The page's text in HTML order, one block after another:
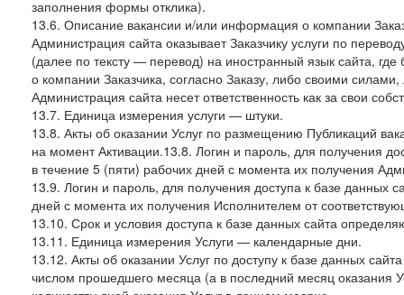
заполнения формы отклика).
13.6. Описание вакансии и/или информация о компании
Администрация сайта оказывает Заказчику услуги по
(далее по тексту — перевод) на иностранный язык сайта,
о компании Заказчика, согласно Заказу, либо своими
Администрация сайта несет ответственность как за свои
13.7. Единица измерения услуги — штуки.
13.8. Акты об оказании Услуг по размещению Публикаций
на момент Активации.13.8. Логин и пароль, для получения
в течение 5 (пяти) рабочих дней с момента их получения
13.9. Логин и пароль, для получения доступа к базе данных
дней с момента их получения Исполнителем от
13.10. Срок и условия доступа к базе данных сайта
13.11. Единица измерения Услуги — календарные дни.
13.12. Акты об оказании Услуг по доступу к базе данных
числом прошедшего месяца (а в последний месяц оказания